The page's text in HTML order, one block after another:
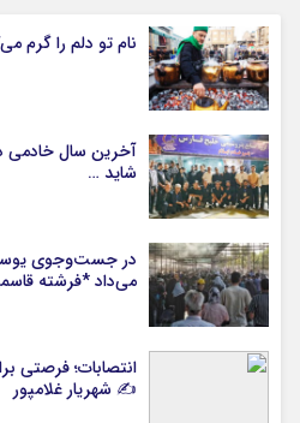
نام تو دلم را گرم می‌کند ✍️ اسلام
آخرین سال خادمی
شاید …
در جست‌وجوی
می‌داد *فرشته قاسمیان
انتصابات؛ فرصتی
✍ شهریار غلامپور